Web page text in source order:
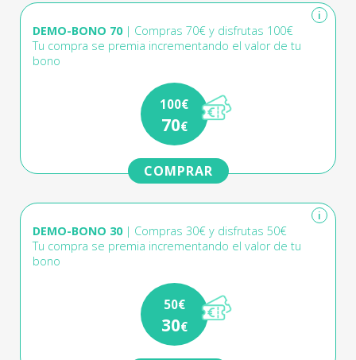
i
DEMO-BONO 70 | Compras 70€ y disfrutas 100€
Tu compra se premia incrementando el valor de tu
bono
100€
70€
COMPRAR
i
DEMO-BONO 30 | Compras 30€ y disfrutas 50€
Tu compra se premia incrementando el valor de tu
bono
50€
30€